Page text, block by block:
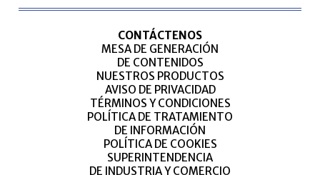
CONTÁCTENOS
MESA DE GENERACIÓN
DE CONTENIDOS
NUESTROS PRODUCTOS
AVISO DE PRIVACIDAD
TÉRMINOS Y CONDICIONES
POLÍTICA DE TRATAMIENTO
DE INFORMACIÓN
POLÍTICA DE COOKIES
SUPERINTENDENCIA
DE INDUSTRIA Y COMERCIO